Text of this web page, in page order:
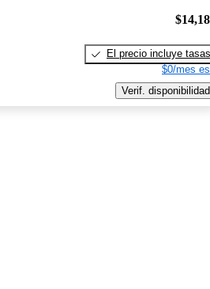
El precio incluye tasas
$0/mes
Verif. disponibilidad